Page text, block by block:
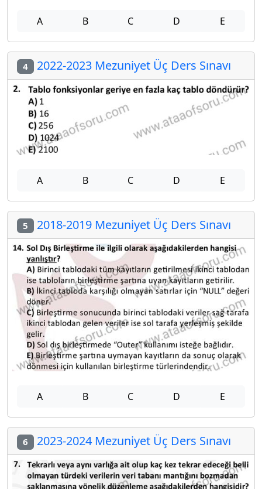
A B C D E
4 2022-2023 Mezuniyet Üç Ders Sınavı
A B C D E
5 2018-2019 Mezuniyet Üç Ders Sınavı
A B C D E
6 2023-2024 Mezuniyet Üç Ders Sınavı